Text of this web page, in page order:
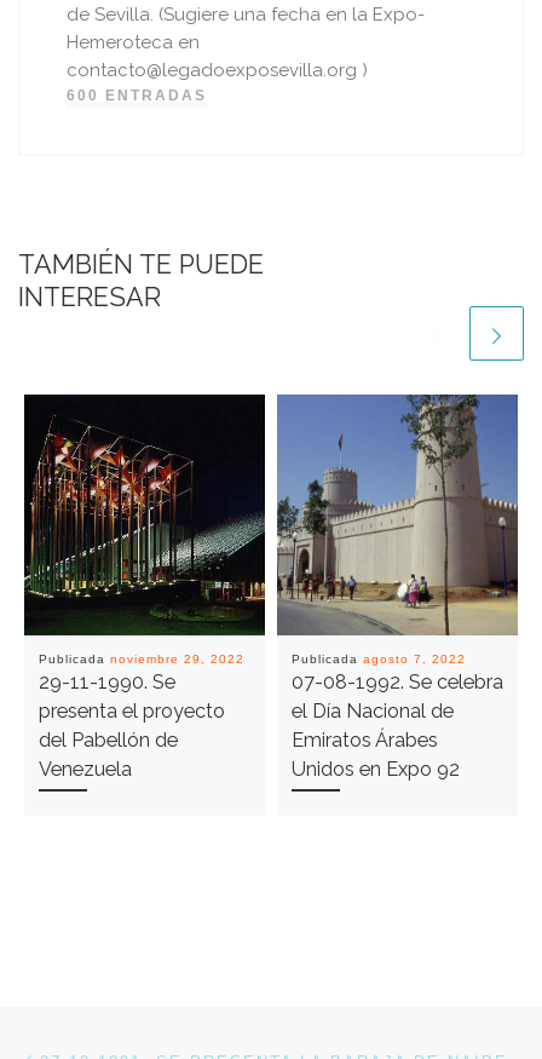
de Sevilla. (Sugiere una fecha en la Expo-
Hemeroteca en
contacto@legadoexposevilla.org )
600 ENTRADAS
TAMBIÉN TE PUEDE
INTERESAR
Publicada noviembre 29, 2022
29-11-1990. Se
presenta el proyecto
del Pabellón de
Venezuela
Publicada agosto 7, 2022
07-08-1992. Se celebra
el Día Nacional de
Emiratos Árabes
Unidos en Expo 92